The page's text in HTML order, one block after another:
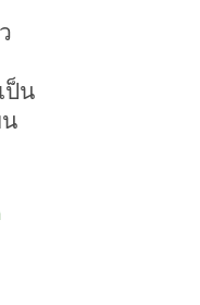
ป็น
น
คืออะไร
Prime VS
VS
เหมาะ